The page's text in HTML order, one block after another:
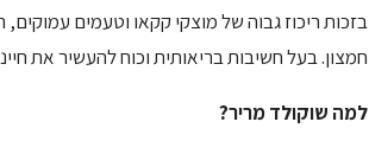
בזכות ריכוז גבוה של מוצקי קקאו וטעמים עמוקים,
חמצון. בעל חשיבות בריאותית וכוח להעשיר את
למה שוקולד מריר?